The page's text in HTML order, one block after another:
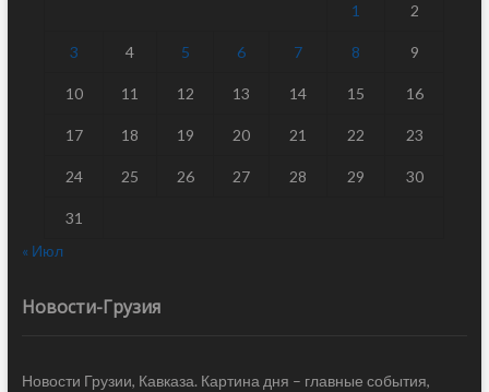
1 2
3 4 5 6 7 8 9
10 11 12 13 14 15 16
17 18 19 20 21 22 23
24 25 26 27 28 29 30
31
« Июл
Новости-Грузия
Новости Грузии, Кавказа. Картина дня – главные события,